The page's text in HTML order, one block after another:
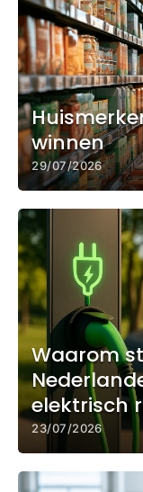
winnen
29/07/2026
Waarom
elektrisch
23/07/2026